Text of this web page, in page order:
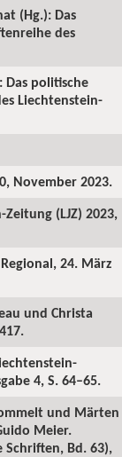
(Hg.): Das
des
politische
Liechtenstein-
November 2023.
(LJZ) 2023,
24. März
und Christa
4, S. 64–65.
und Märten
Meier.
Bd. 63),